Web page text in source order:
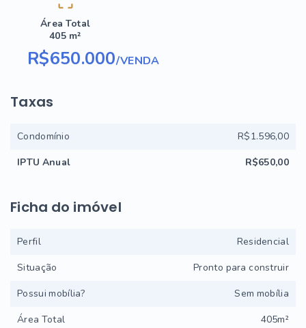
Área Total
405 m²
R$650.000/VENDA
Taxas
Condomínio
R$1.596,00
IPTU Anual
R$650,00
Ficha do imóvel
Perfil
Residencial
Situação
Pronto para construir
Possui mobília?
Sem mobília
Área Total
405m²